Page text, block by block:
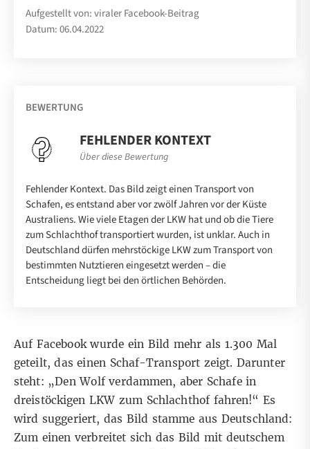
Aufgestellt von: viraler Facebook-Beitrag
Datum: 06.04.2022
BEWERTUNG
FEHLENDER KONTEXT
Über diese Bewertung
Fehlender Kontext. Das Bild zeigt einen Transport von
Schafen, es entstand aber vor zwölf Jahren vor der Küste
Australiens. Wie viele Etagen der LKW hat und ob die Tiere
zum Schlachthof transportiert wurden, ist unklar. Auch in
Deutschland dürfen mehrstöckige LKW zum Transport von
bestimmten Nutztieren eingesetzt werden – die
Entscheidung liegt bei den örtlichen Behörden.
Auf Facebook wurde ein Bild mehr als 1.300 Mal
geteilt, das einen Schaf-Transport zeigt. Darunter
steht: „Den Wolf verdammen, aber Schafe in
dreistöckigen LKW zum Schlachthof fahren!“ Es
wird suggeriert, das Bild stamme aus Deutschland:
Zum einen verbreitet sich das Bild mit deutschem